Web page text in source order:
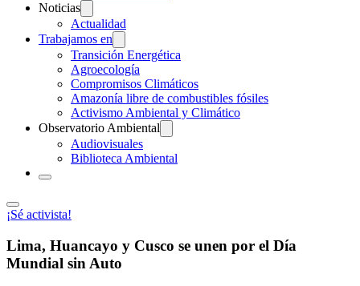
Noticias
Actualidad
Trabajamos en
Transición Energética
Agroecología
Compromisos Climáticos
Amazonía libre de combustibles fósiles
Activismo Ambiental y Climático
Observatorio Ambiental
Audiovisuales
Biblioteca Ambiental
¡Sé activista!
Lima, Huancayo y Cusco se unen por el Día
Mundial sin Auto